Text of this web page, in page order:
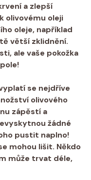
a zlepší
olivovému oleji
oleje, například
větší⁢ zklidnění.
⁣ale vaše pokožka
se nejdříve
olivového
zápěstí a
žádné
pustit ⁤naplno!
mohou lišit. ‌Někdo⁢
může trvat déle,